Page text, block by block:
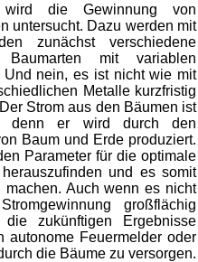
wird die Gewinnung von
untersucht. Dazu werden mit
zunächst verschiedene
Baumarten mit variablen
Und nein, es ist nicht wie mit
Metalle kurzfristig
Strom aus den Bäumen ist
denn er wird durch den
Baum und Erde produziert.
Parameter für die optimale
und es somit
Auch wenn es nicht
großflächig
zukünftigen Ergebnisse
autonome Feuermelder oder
die Bäume zu versorgen.